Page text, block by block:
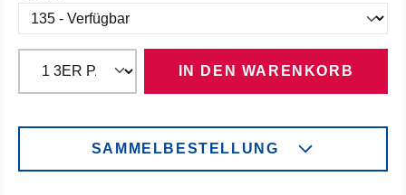
IN DEN WARENKORB
SAMMELBESTELLUNG